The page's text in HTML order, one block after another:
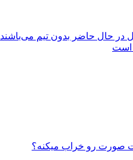
در حال حاضر بدون تیم می‌باشند
است